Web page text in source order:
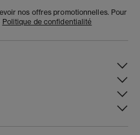
nos offres promotionnelles. Pour
Politique de confidentialité